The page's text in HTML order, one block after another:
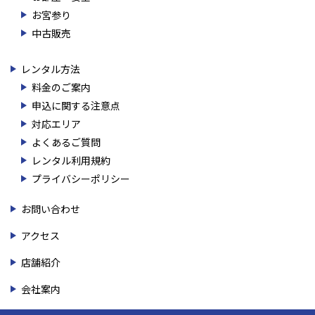
お宮参り
中古販売
レンタル方法
料金のご案内
申込に関する注意点
対応エリア
よくあるご質問
レンタル利用規約
プライバシーポリシー
お問い合わせ
アクセス
店舗紹介
会社案内